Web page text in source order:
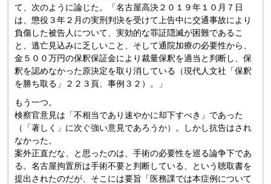
て、次のように論じた。「名古屋高決２０１９年１０月７日
は、懲役３年２月の実刑判決を受けて上告中に交通事故により
負傷した被告人について、実効的な罪証隠滅が困難であるこ
と、逃亡見込みに乏しいこと、そして通院加療の必要性から、
金５００万円の保釈保証金により裁量保釈を適当と判断し、保
釈を認めなかった原決定を取り消している（現代人文社「保釈
を勝ち取る」２２３頁、事例３２）。」
もう一つ。
検察官意見は「不相当であり速やかに却下すべき」であった
（「著しく」に次ぐ強い意見であろうか）。しかし抗告はされ
なかった。
案外正直だな、と思ったのは、手術の必要性を巡る論争下であ
る。名古屋拘置所は手術不要と判断している、という聴取書を
提出されたのだが、そこには要旨「医務課では本症例について